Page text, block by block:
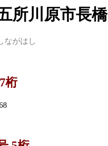
所川原市長橋
ながはし
桁